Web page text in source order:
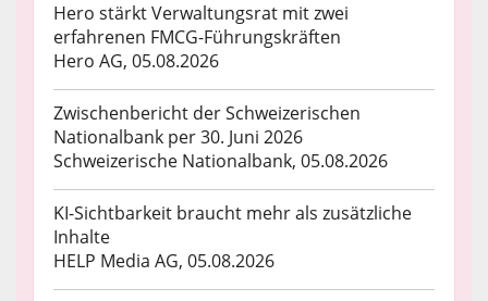
Hero stärkt Verwaltungsrat mit zwei
erfahrenen FMCG-Führungskräften
Hero AG, 05.08.2026
Zwischenbericht der Schweizerischen
Nationalbank per 30. Juni 2026
Schweizerische Nationalbank, 05.08.2026
KI-Sichtbarkeit braucht mehr als zusätzliche
Inhalte
HELP Media AG, 05.08.2026